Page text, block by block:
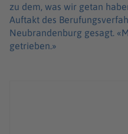
zu dem, was wir getan
Auftakt des
Neubrandenburg gesagt.
getrieben.»